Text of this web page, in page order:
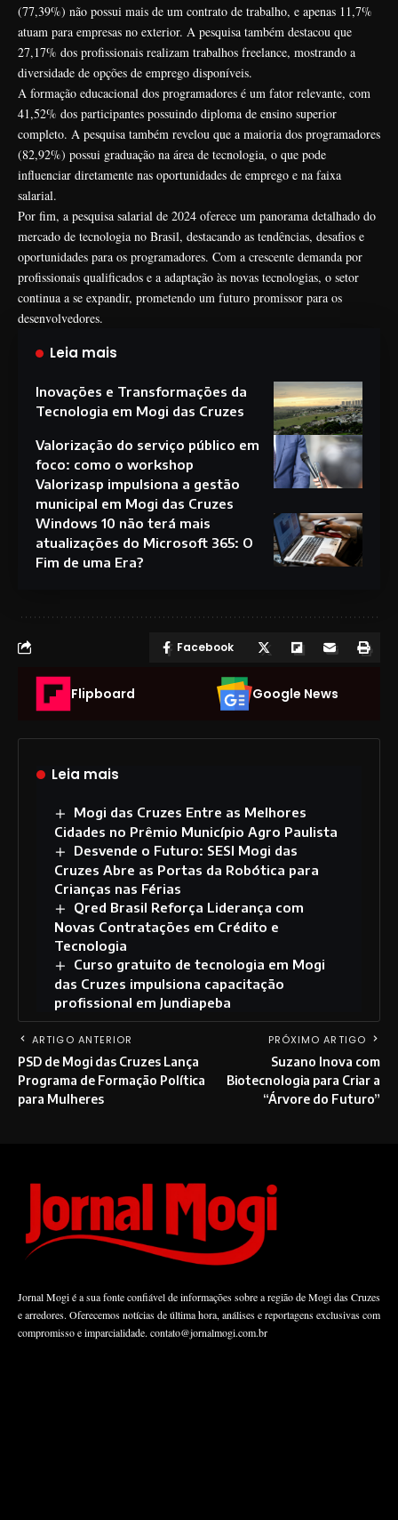
(77,39%) não possui mais de um contrato de trabalho, e apenas 11,7%
atuam para empresas no exterior. A pesquisa também destacou que
27,17% dos profissionais realizam trabalhos freelance, mostrando a
diversidade de opções de emprego disponíveis.
A formação educacional dos programadores é um fator relevante, com
41,52% dos participantes possuindo diploma de ensino superior
completo. A pesquisa também revelou que a maioria dos programadores
(82,92%) possui graduação na área de tecnologia, o que pode
influenciar diretamente nas oportunidades de emprego e na faixa
salarial.
Por fim, a pesquisa salarial de 2024 oferece um panorama detalhado do
mercado de tecnologia no Brasil, destacando as tendências, desafios e
oportunidades para os programadores. Com a crescente demanda por
profissionais qualificados e a adaptação às novas tecnologias, o setor
continua a se expandir, prometendo um futuro promissor para os
desenvolvedores.
Leia mais
Inovações e Transformações da
Tecnologia em Mogi das Cruzes
Valorização do serviço público em
foco: como o workshop
Valorizasp impulsiona a gestão
municipal em Mogi das Cruzes
Windows 10 não terá mais
atualizações do Microsoft 365: O
Fim de uma Era?
Facebook
Flipboard Google News
Leia mais
Mogi das Cruzes Entre as Melhores
Cidades no Prêmio Município Agro Paulista
Desvende o Futuro: SESI Mogi das
Cruzes Abre as Portas da Robótica para
Crianças nas Férias
Qred Brasil Reforça Liderança com
Novas Contratações em Crédito e
Tecnologia
Curso gratuito de tecnologia em Mogi
das Cruzes impulsiona capacitação
profissional em Jundiapeba
ARTIGO ANTERIOR
PSD de Mogi das Cruzes Lança
Programa de Formação Política
para Mulheres
PRÓXIMO ARTIGO
Suzano Inova com
Biotecnologia para Criar a
“Árvore do Futuro”
Jornal Mogi é a sua fonte confiável de informações sobre a região de Mogi das Cruzes
e arredores. Oferecemos notícias de última hora, análises e reportagens exclusivas com
compromisso e imparcialidade. contato@jornalmogi.com.br